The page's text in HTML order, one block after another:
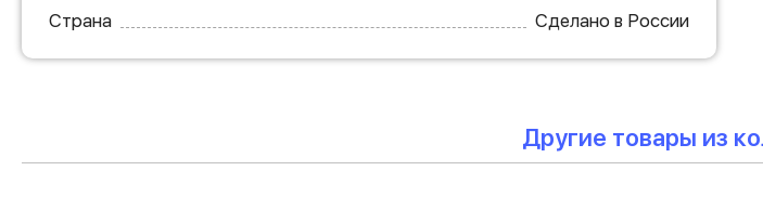
Страна
Сделано в России
Другие товары из